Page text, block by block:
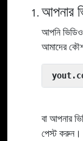
আপনার
আপনি
আমাদের
বা আপনার
পেস্ট করুন।